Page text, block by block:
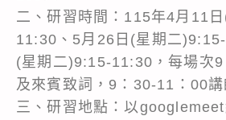
二、研習時間：115年4月11
11:30、5月26日(星期二
(星期二)9:15-11:30，每場次
及來賓致詞，9：30-11：00講
三、研習地點：以